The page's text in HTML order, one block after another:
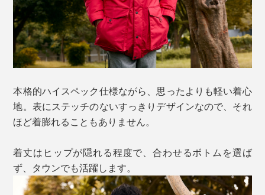
本格的ハイスペック仕様ながら、思ったよりも軽い着心
地。表にステッチのないすっきりデザインなので、それ
ほど着膨れることもありません。
着丈はヒップが隠れる程度で、合わせるボトムを選ば
ず、タウンでも活躍します。